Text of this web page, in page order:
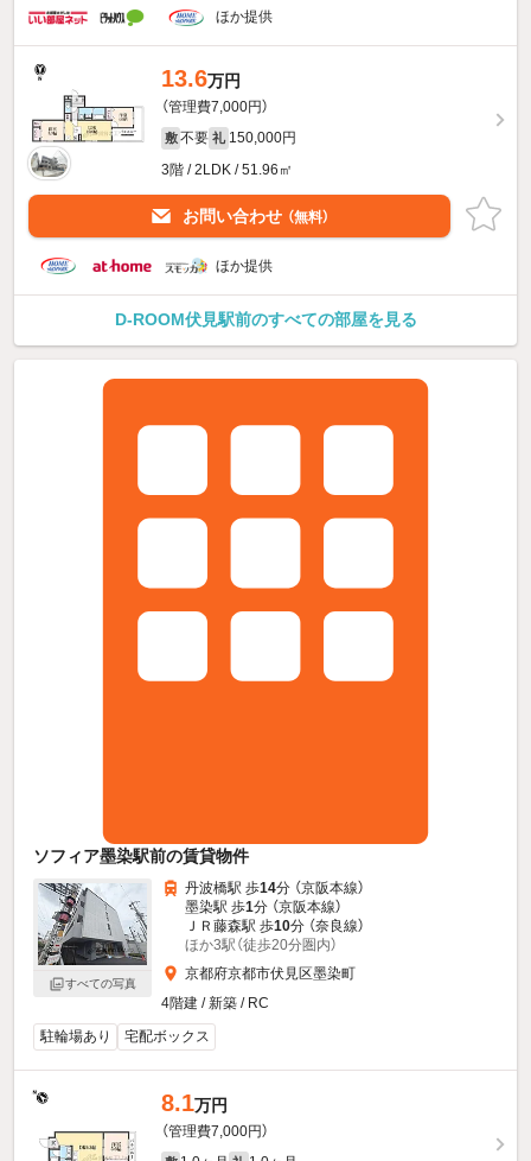
ほか提供
13.6万円
（管理費7,000円）
敷 不要 礼 150,000円
3階 / 2LDK / 51.96㎡
お問い合わせ （無料）
ほか提供
D-ROOM伏見駅前のすべての部屋を見る
ソフィア墨染駅前の賃貸物件
すべての写真
丹波橋駅 歩14分 （京阪本線）
墨染駅 歩1分 （京阪本線）
ＪＲ藤森駅 歩10分 （奈良線）
ほか3駅（徒歩20分圏内）
京都府京都市伏見区墨染町
4階建 / 新築 / RC
駐輪場あり
宅配ボックス
8.1万円
（管理費7,000円）